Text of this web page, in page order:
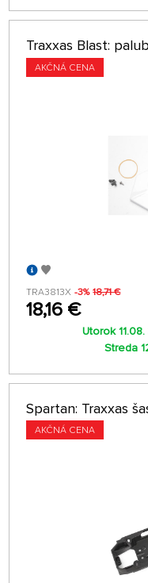
Traxxas Blast:
AKČNÁ CENA
TRA3813X -3% 18,71 €
18,16 €
Utorok
Streda
Spartan: Traxxas
AKČNÁ CENA